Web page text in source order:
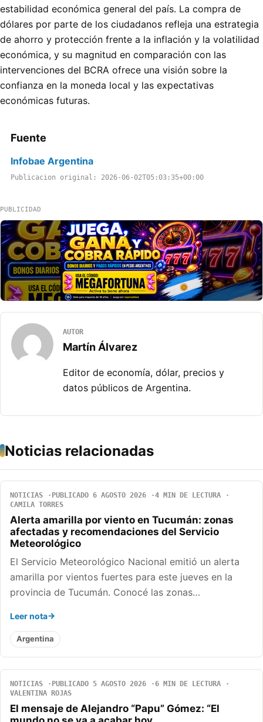
estabilidad económica general del país. La compra de
dólares por parte de los ciudadanos refleja una estrategia
de ahorro y protección frente a la inflación y la volatilidad
económica, y su magnitud en comparación con las
intervenciones del BCRA ofrece una visión sobre la
confianza en la moneda local y las expectativas
económicas futuras.
Fuente
Infobae Argentina
Publicacion original: 2026-06-02T05:03:35+00:00
PUBLICIDAD
AUTOR
Martín Álvarez
Editor de economía, dólar, precios y
datos públicos de Argentina.
Noticias relacionadas
NOTICIAS PUBLICADO 6 AGOSTO 2026
4 MIN DE LECTURA
CAMILA TORRES
Alerta amarilla por viento en Tucumán: zonas
afectadas y recomendaciones del Servicio
Meteorológico
El Servicio Meteorológico Nacional emitió un alerta
amarilla por vientos fuertes para este jueves en la
provincia de Tucumán. Conocé las zonas…
Leer nota
Argentina
NOTICIAS PUBLICADO 5 AGOSTO 2026
6 MIN DE LECTURA
VALENTINA ROJAS
El mensaje de Alejandro “Papu” Gómez: “El